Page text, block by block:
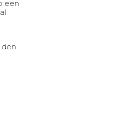
een
den